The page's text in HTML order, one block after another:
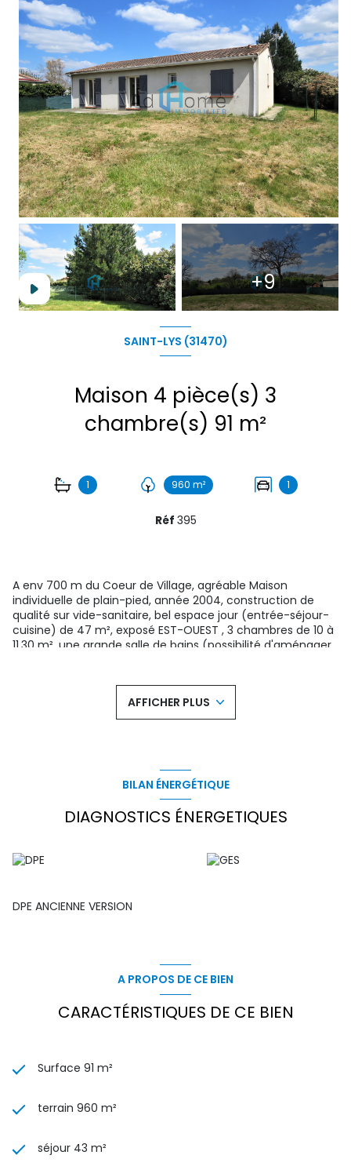
+9
SAINT-LYS (31470)
Maison 4 pièce(s) 3
chambre(s) 91 m²
1 960 m² 1
Réf 395
A env 700 m du Coeur de Village, agréable Maison
individuelle de plain-pied, année 2004, construction de
qualité sur vide-sanitaire, bel espace jour (entrée-séjour-
cuisine) de 47 m², exposé EST-OUEST , 3 chambres de 10 à
11.30 m², une grande salle de bains (possibilité d'aménager
permettant de garer plusieurs véhicules , le tout sur un très
beau terrain de 960 m² . A visiter sans tarder !
Visitez en vidéo : https://www.youtube.com/watch?
exposé sont disponibles sur le siteGéorisques
AFFICHER PLUS
BILAN ÉNERGÉTIQUE
DIAGNOSTICS ÉNERGETIQUES
DPE ANCIENNE VERSION
A PROPOS DE CE BIEN
CARACTÉRISTIQUES DE CE BIEN
Surface 91 m²
terrain 960 m²
séjour 43 m²